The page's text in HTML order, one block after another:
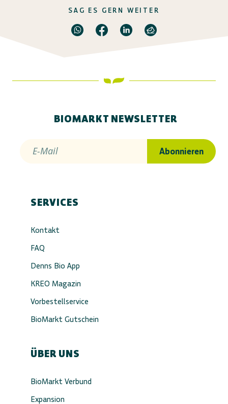
SAG ES GERN WEITER
BIOMARKT NEWSLETTER
E-Mail Abonnieren
SERVICES
Kontakt
FAQ
Denns Bio App
KREO Magazin
Vorbestellservice
BioMarkt Gutschein
ÜBER UNS
BioMarkt Verbund
Expansion